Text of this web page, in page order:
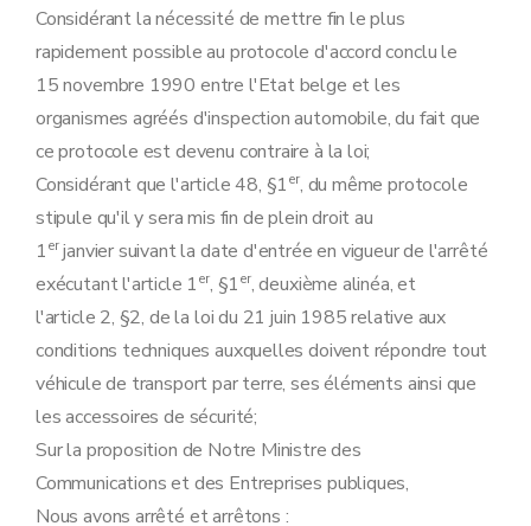
Considérant la nécessité de mettre fin le plus
rapidement possible au protocole d'accord conclu le
15 novembre 1990 entre l'Etat belge et les
organismes agréés d'inspection automobile, du fait que
ce protocole est devenu contraire à la loi;
Considérant que l'article 48, §1er, du même protocole
stipule qu'il y sera mis fin de plein droit au
1erjanvier suivant la date d'entrée en vigueur de l'arrêté
exécutant l'article 1er, §1er, deuxième alinéa, et
l'article 2, §2, de la loi du 21 juin 1985 relative aux
conditions techniques auxquelles doivent répondre tout
véhicule de transport par terre, ses éléments ainsi que
les accessoires de sécurité;
Sur la proposition de Notre Ministre des
Communications et des Entreprises publiques,
Nous avons arrêté et arrêtons :